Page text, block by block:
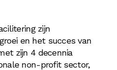
zijn
en het succes van
zijn 4 decennia
non-profit sector,